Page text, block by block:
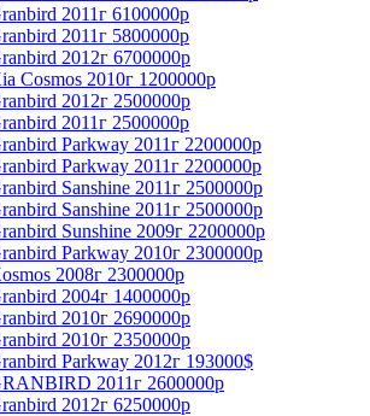
2011г 6100000р
2011г 5800000р
2012г 6700000р
Cosmos 2010г 1200000р
2012г 2500000р
2011г 2500000р
Parkway 2011г 2200000р
Parkway 2011г 2200000р
Sanshine 2011г 2500000р
Sanshine 2011г 2500000р
Sunshine 2009г 2200000р
Parkway 2010г 2300000р
2008г 2300000р
2004г 1400000р
2010г 2690000р
2010г 2350000р
Parkway 2012г 193000$
2011г 2600000р
2012г 6250000р